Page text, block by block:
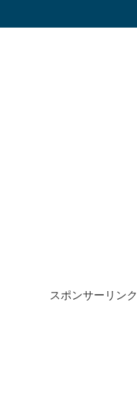
スポンサーリンク